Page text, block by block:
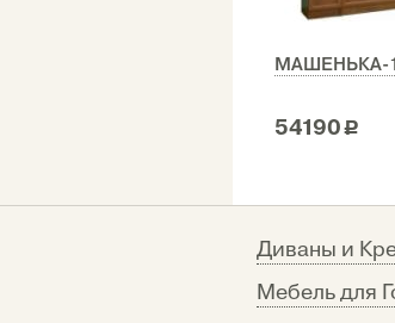
МАШЕНЬКА-
54190 c
Диваны и
Мебель для